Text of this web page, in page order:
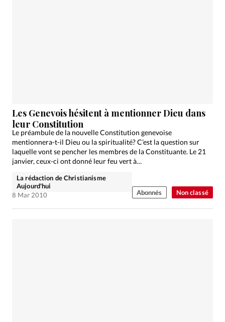
Non classé
Les Genevois hésitent à mentionner Dieu dans
leur Constitution
Le préambule de la nouvelle Constitution genevoise
mentionnera-t-il Dieu ou la spiritualité? C’est la question sur
laquelle vont se pencher les membres de la Constituante. Le 21
janvier, ceux-ci ont donné leur feu vert à…
La rédaction de Christianisme
Aujourd'hui
8 Mar 2010
Abonnés